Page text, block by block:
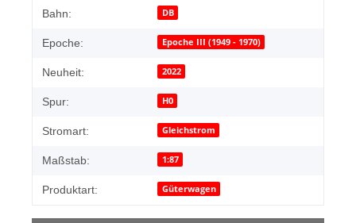
Produkteigenschaft
Wert
Bahn: DB
Epoche: Epoche III (1949 - 1970)
Neuheit: 2022
Spur: H0
Stromart: Gleichstrom
Maßstab: 1:87
Produktart: Güterwagen